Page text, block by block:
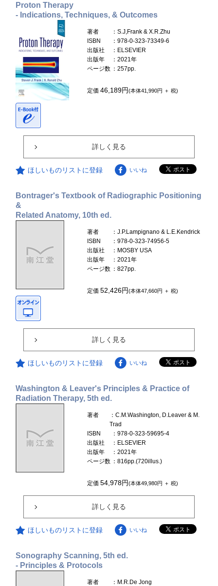
Proton Therapy
- Indications, Techniques, & Outcomes
著者
：S.J,Frank & X.R.Zhu
ISBN
：978-0-323-73349-6
出版社
：ELSEVIER
出版年
：2021年
ページ数 ：257pp.
定価46,189円(本体41,990円 ＋ 税)
詳しく見る
ほしいものリストに登録 いいね
Bontrager's Textbook of Radiographic Positioning
&
Related Anatomy, 10th ed.
著者
：J.P.Lampignano & L.E.Kendrick
ISBN
：978-0-323-74956-5
出版社
：MOSBY USA
出版年
：2021年
ページ数 ：827pp.
定価52,426円(本体47,660円 ＋ 税)
詳しく見る
ほしいものリストに登録 いいね
Washington & Leaver's Principles & Practice of
Radiation Therapy, 5th ed.
著者
：C.M.Washington, D.Leaver & M.
Trad
ISBN
：978-0-323-59695-4
出版社
：ELSEVIER
出版年
：2021年
ページ数 ：816pp.(720illus.)
定価54,978円(本体49,980円 ＋ 税)
詳しく見る
ほしいものリストに登録 いいね
Sonography Scanning, 5th ed.
- Principles & Protocols
著者
：M.R.De Jong